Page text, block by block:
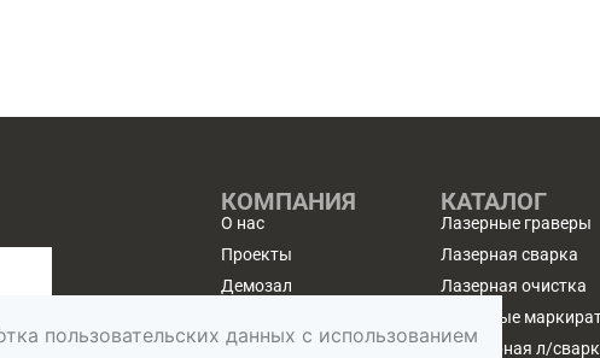
КОМПАНИЯ КАТАЛОГ
О нас
Проекты
Демозал
Сервис
Лазерные граверы
Лазерная сварка
Лазерная очистка
Лазерные
Ювелирная л/
пользовательских данных с использованием